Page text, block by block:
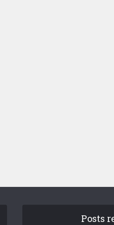
Posts